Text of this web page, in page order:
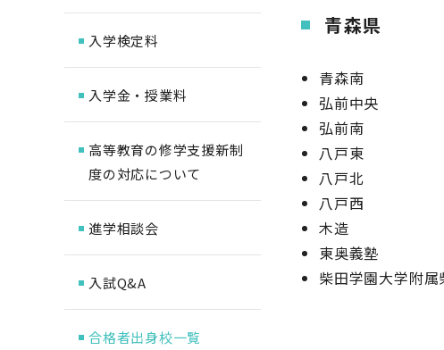
青森県
青森南
弘前中央
弘前南
八戸東
八戸北
八戸西
木造
東奥義塾
柴田学園大学附属
入学検定料
入学金・授業料
高等教育の修学支援新制
度の対応について
進学相談会
入試Q&A
合格者出身校一覧